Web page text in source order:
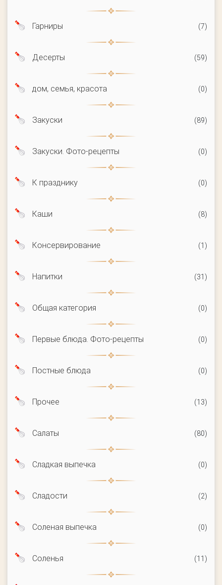
Гарниры (7)
Десерты (59)
дом, семья, красота (0)
Закуски (89)
Закуски. Фото-рецепты (0)
К празднику (0)
Каши (8)
Консервирование (1)
Напитки (31)
Общая категория (0)
Первые блюда. Фото-рецепты (0)
Постные блюда (0)
Прочее (13)
Салаты (80)
Сладкая выпечка (0)
Сладости (2)
Соленая выпечка (0)
Соленья (11)